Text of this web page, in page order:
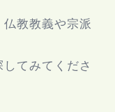
教教義や宗派
てみてくださ